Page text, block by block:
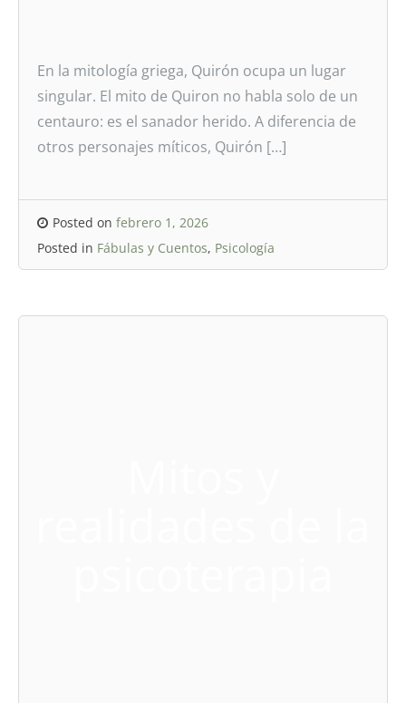
En la mitología griega, Quirón ocupa un lugar
singular. El mito de Quiron no habla solo de un
centauro: es el sanador herido. A diferencia de
otros personajes míticos, Quirón […]
Posted on febrero 1, 2026
Posted in Fábulas y Cuentos, Psicología